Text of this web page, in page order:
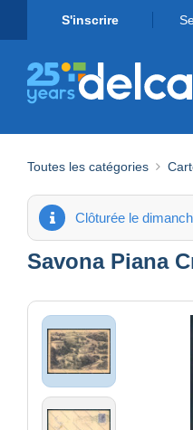
S'inscrire
Toutes les catégories
Clôturée le
Savona Piana